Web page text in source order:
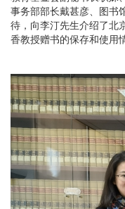
事务部部长戴甚彦、图书
待，向李汀先生介绍了北
香教授赠书的保存和使用